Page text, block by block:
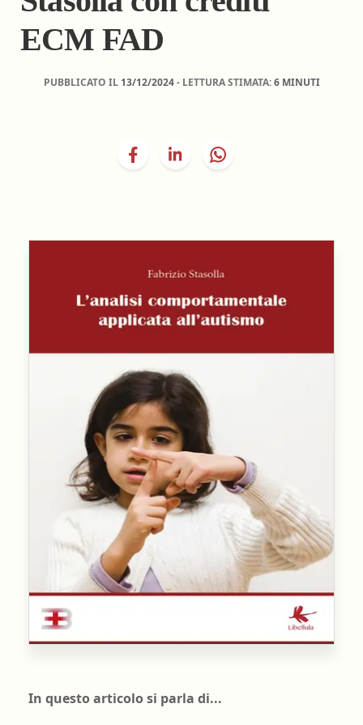
ECM FAD
PUBBLICATO IL 13/12/2024- LETTURA STIMATA:6 MINUTI
In questo articolo si parla di...